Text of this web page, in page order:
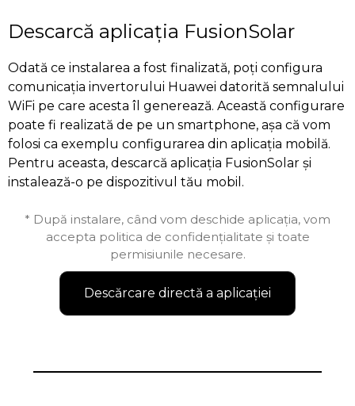
Descarcă aplicația FusionSolar
Odată ce instalarea a fost finalizată, poți configura
comunicația invertorului Huawei datorită semnalului
WiFi pe care acesta îl generează. Această configurare
poate fi realizată de pe un smartphone, așa că vom
folosi ca exemplu configurarea din aplicația mobilă.
Pentru aceasta, descarcă aplicația FusionSolar și
instalează-o pe dispozitivul tău mobil.
* După instalare, când vom deschide aplicația, vom
accepta politica de confidențialitate și toate
permisiunile necesare.
Descărcare directă a aplicației